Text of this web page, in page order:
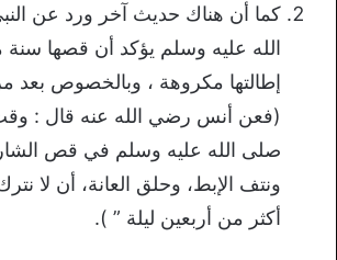
كما أن هناك حديث آخر ورد عن
الله عليه وسلم يؤكد أن قصها سنة
(فعن أنس رضي الله عنه قال :
صلى الله عليه وسلم في قص
ونتف الإبط، وحلق العانة، أن لا
أكثر من أربعين ليلة ” ).